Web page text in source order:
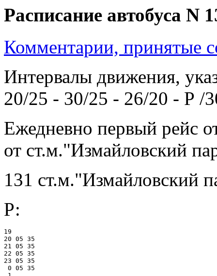
Расписание автобуса N
Комментарии, принятые
Интервалы движения,
20/25 - 30/25 - 26/20 - Р /
Ежедневно первый рейс
от ст.м."Измайловский
131 ст.м."Измайловский
Р:
19
20 05 35
21 05 35
22 05 35
23 05 35
0 05 35